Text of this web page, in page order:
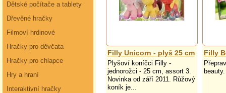
Dětské počítače a tablety
Dřevěné hračky
Filmoví hrdinové
Hračky pro děvčata
Hračky pro chlapce
Hry a hraní
Interaktivní hračky
Filly Unicorn - plyš 25 cm
Plyšoví koníčci Filly -
jednorožci - 25 cm, assort 3.
Novinka od září 2011. Růžový
koník je...
Filly